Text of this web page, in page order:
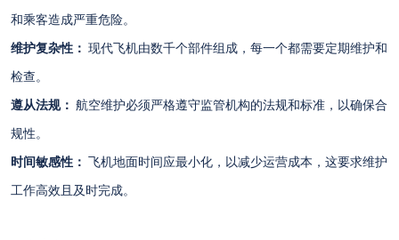
和乘客造成严重危险。
维护复杂性： 现代飞机由数千个部件组成，每一个都需要定期维护和
检查。
遵从法规： 航空维护必须严格遵守监管机构的法规和标准，以确保合
规性。
时间敏感性： 飞机地面时间应最小化，以减少运营成本，这要求维护
工作高效且及时完成。